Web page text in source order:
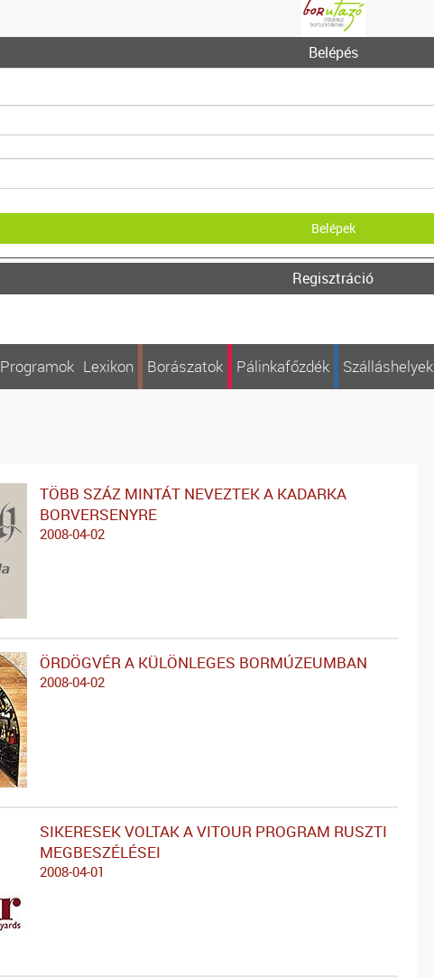
Belépés
Regisztráció
Programok Lexikon Borászatok Pálinkafőzdék Szálláshelyek
TÖBB SZÁZ MINTÁT NEVEZTEK A KADARKA
BORVERSENYRE
2008-04-02
ÖRDÖGVÉR A KÜLÖNLEGES BORMÚZEUMBAN
2008-04-02
SIKERESEK VOLTAK A VITOUR PROGRAM RUSZTI
MEGBESZÉLÉSEI
2008-04-01